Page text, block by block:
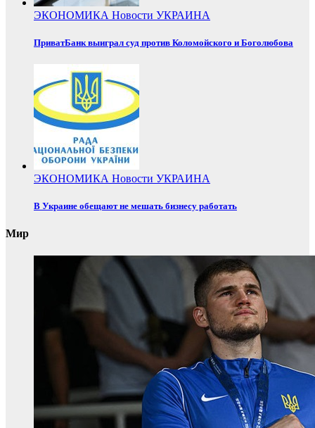
ЭКОНОМИКА Новости УКРАИНА
ПриватБанк выиграл суд против Коломойского и Боголюбова
ЭКОНОМИКА Новости УКРАИНА
В Украине обещают не мешать бизнесу работать
Мир